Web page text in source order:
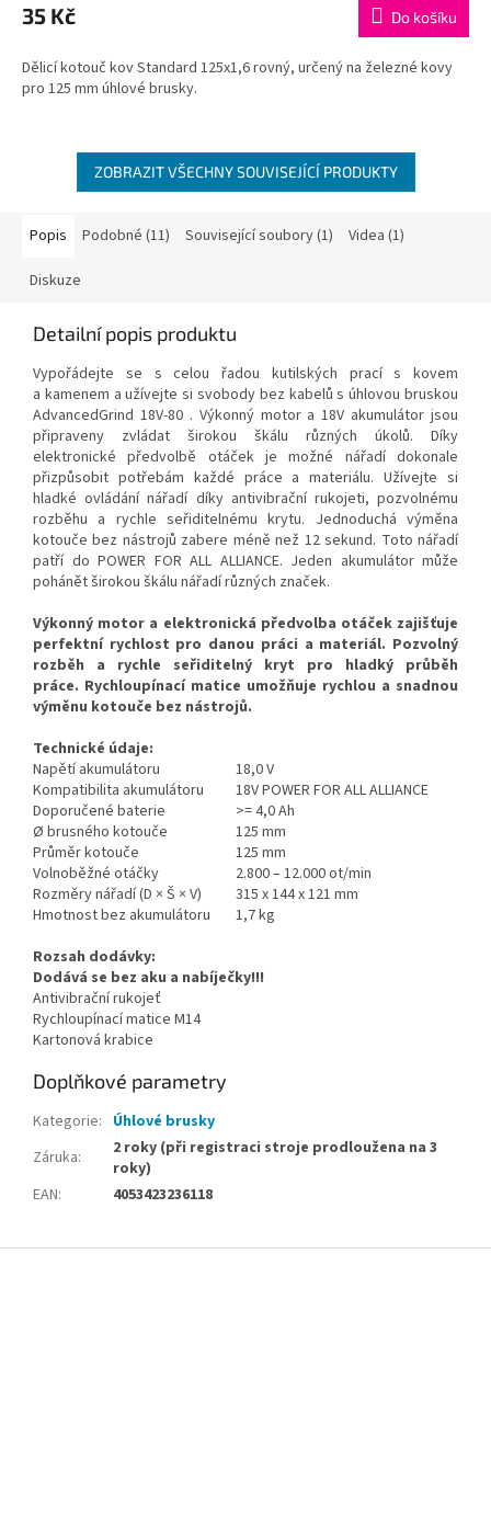
35 Kč Do košíku
Dělicí kotouč kov Standard 125x1,6 rovný, určený na železné kovy
pro 125 mm úhlové brusky.
ZOBRAZIT VŠECHNY SOUVISEJÍCÍ PRODUKTY
Popis Podobné (11) Související soubory (1) Videa (1)
Diskuze
Detailní popis produktu
Vypořádejte se s celou řadou kutilských prací s kovem
a kamenem a užívejte si svobody bez kabelů s úhlovou bruskou
AdvancedGrind 18V-80 . Výkonný motor a 18V akumulátor jsou
připraveny zvládat širokou škálu různých úkolů. Díky
elektronické předvolbě otáček je možné nářadí dokonale
přizpůsobit potřebám každé práce a materiálu. Užívejte si
hladké ovládání nářadí díky antivibrační rukojeti, pozvolnému
rozběhu a rychle seřiditelnému krytu. Jednoduchá výměna
kotouče bez nástrojů zabere méně než 12 sekund. Toto nářadí
patří do POWER FOR ALL ALLIANCE. Jeden akumulátor může
pohánět širokou škálu nářadí různých značek.
Výkonný motor a elektronická předvolba otáček zajišťuje
perfektní rychlost pro danou práci a materiál. Pozvolný
rozběh a rychle seřiditelný kryt pro hladký průběh
práce. Rychloupínací matice umožňuje rychlou a snadnou
výměnu kotouče bez nástrojů.
Technické údaje:
Napětí akumulátoru
18,0 V
Kompatibilita akumulátoru
18V POWER FOR ALL ALLIANCE
Doporučené baterie
>= 4,0 Ah
Ø brusného kotouče
125 mm
Průměr kotouče
125 mm
Volnoběžné otáčky
2.800 – 12.000 ot/min
Rozměry nářadí (D × Š × V)
315 x 144 x 121 mm
Hmotnost bez akumulátoru
1,7 kg
Rozsah dodávky:
Dodává se bez aku a nabíječky!!!
Antivibrační rukojeť
Rychloupínací matice M14
Kartonová krabice
Doplňkové parametry
Kategorie: Úhlové brusky
Záruka:
2 roky (při registraci stroje prodloužena na 3
roky)
EAN: 4053423236118